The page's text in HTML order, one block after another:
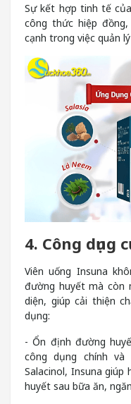
Sự kết hợp tinh tế
công thức hiệp
cạnh trong việc quản
4. Công
Viên uống Insuna
đường huyết mà còn
diện, giúp cải thiện
dụng:
- Ổn định đường
công dụng chính và
Salacinol, Insuna
huyết sau bữa ăn,